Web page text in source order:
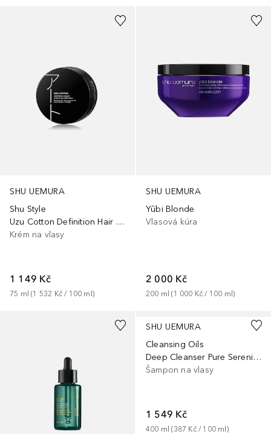
SHU UEMURA
Shu Style
Uzu Cotton Definition Hair Cream
Krém na vlasy
1 149 Kč
75 ml (1 532 Kč / 100 ml)
SHU UEMURA
Yūbi Blonde
Vlasová kúra
2 000 Kč
200 ml (1 000 Kč / 100 ml)
SHU UEMURA
Cleansing Oils
Deep Cleanser Pure Serenity Shampoo
Šampon na vlasy
1 549 Kč
400 ml (387 Kč / 100 ml)